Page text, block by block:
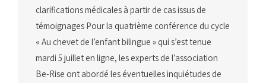
clarifications médicales à partir de cas issus de
témoignages Pour la quatrième conférence du cycle
« Au chevet de l’enfant bilingue » qui s’est tenue
mardi 5 juillet en ligne, les experts de l’association
Be-Rise ont abordé les éventuelles inquiétudes de